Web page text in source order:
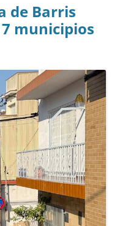
de Barris
municipios